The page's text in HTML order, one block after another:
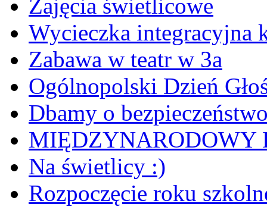
Zajęcia świetlicowe
Wycieczka integracyjna
Zabawa w teatr w 3a
Ogólnopolski Dzień
Dbamy o
MIĘDZYNARODOWY
Na świetlicy :)
Rozpoczęcie roku